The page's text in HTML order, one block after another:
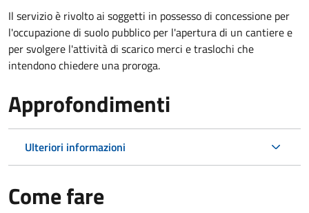
Il servizio è rivolto ai soggetti in possesso di concessione per
l'occupazione di suolo pubblico per l'apertura di un cantiere e
per svolgere l'attività di scarico merci e traslochi che
intendono chiedere una proroga.
Approfondimenti
Ulteriori informazioni
Come fare